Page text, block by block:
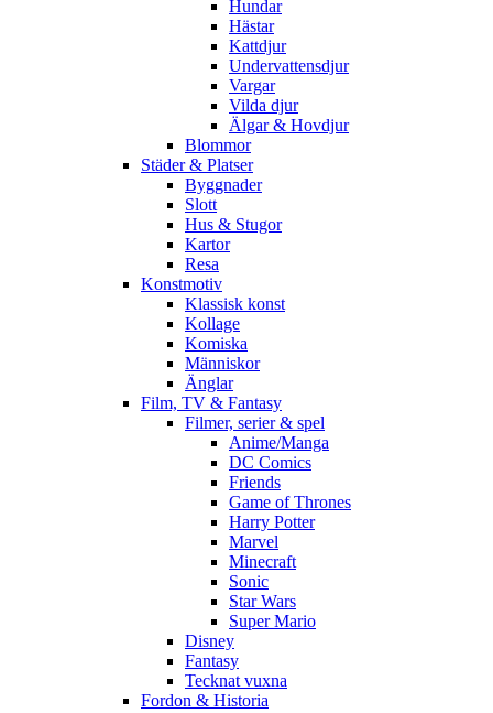
Hundar
Hästar
Kattdjur
Undervattensdjur
Vargar
Vilda djur
Älgar & Hovdjur
Blommor
Städer & Platser
Byggnader
Slott
Hus & Stugor
Kartor
Resa
Konstmotiv
Klassisk konst
Kollage
Komiska
Människor
Änglar
Film, TV & Fantasy
Filmer, serier & spel
Anime/Manga
DC Comics
Friends
Game of Thrones
Harry Potter
Marvel
Minecraft
Sonic
Star Wars
Super Mario
Disney
Fantasy
Tecknat vuxna
Fordon & Historia